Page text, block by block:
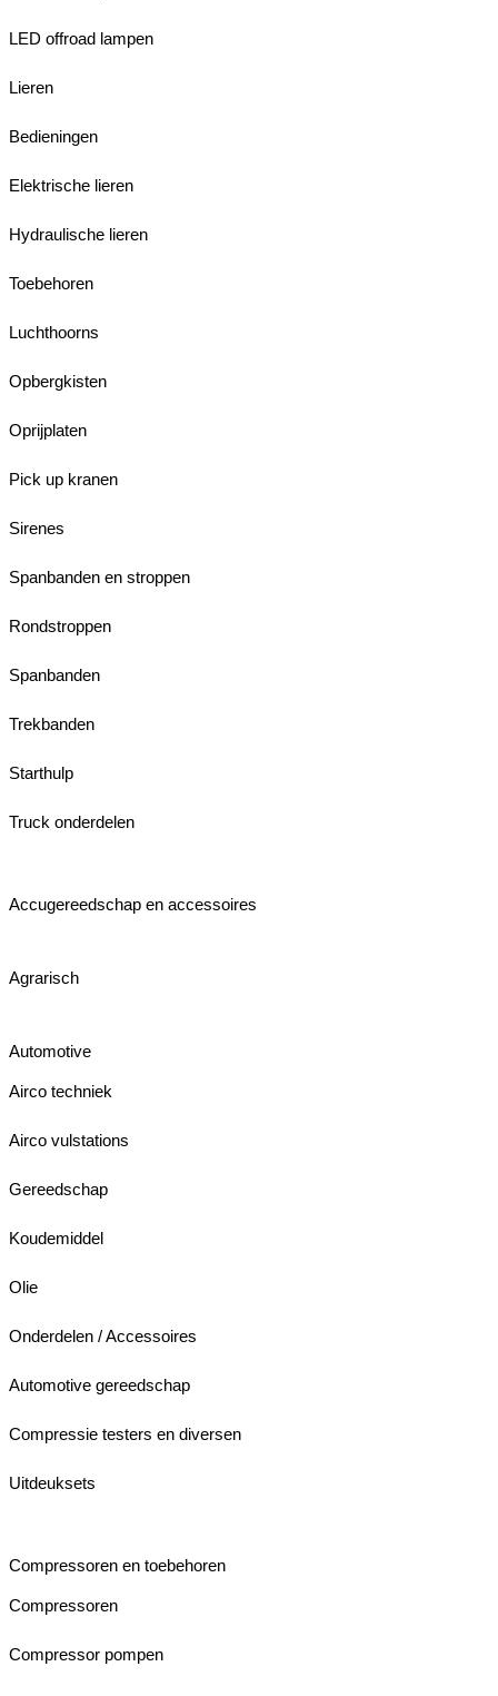
LED offroad lampen
Lieren
Bedieningen
Elektrische lieren
Hydraulische lieren
Toebehoren
Luchthoorns
Opbergkisten
Oprijplaten
Pick up kranen
Sirenes
Spanbanden en stroppen
Rondstroppen
Spanbanden
Trekbanden
Starthulp
Truck onderdelen
Accugereedschap en accessoires
Agrarisch
Automotive
Airco techniek
Airco vulstations
Gereedschap
Koudemiddel
Olie
Onderdelen / Accessoires
Automotive gereedschap
Compressie testers en diversen
Uitdeuksets
Compressoren en toebehoren
Compressoren
Compressor pompen